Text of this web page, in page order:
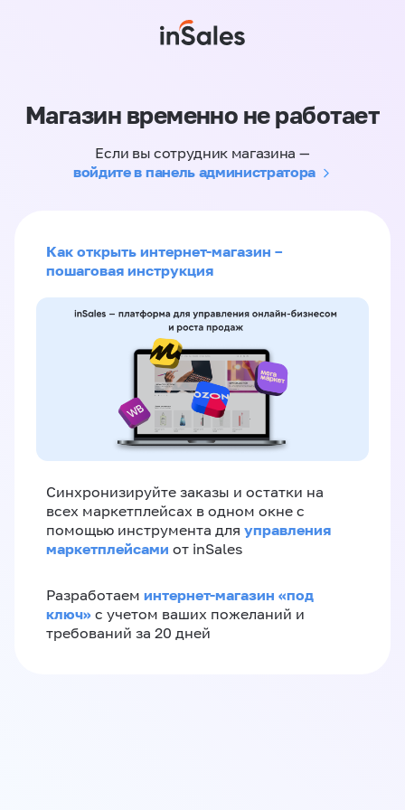
Магазин временно не работает
Если вы сотрудник магазина —
войдите в панель администратора
Как открыть интернет-магазин –
пошаговая инструкция
Синхронизируйте заказы и остатки на
всех маркетплейсах в одном окне с
помощью инструмента для управления
маркетплейсами от inSales
Разработаем интернет-магазин «‎под
ключ»‎ с учетом ваших пожеланий и
требований за 20 дней